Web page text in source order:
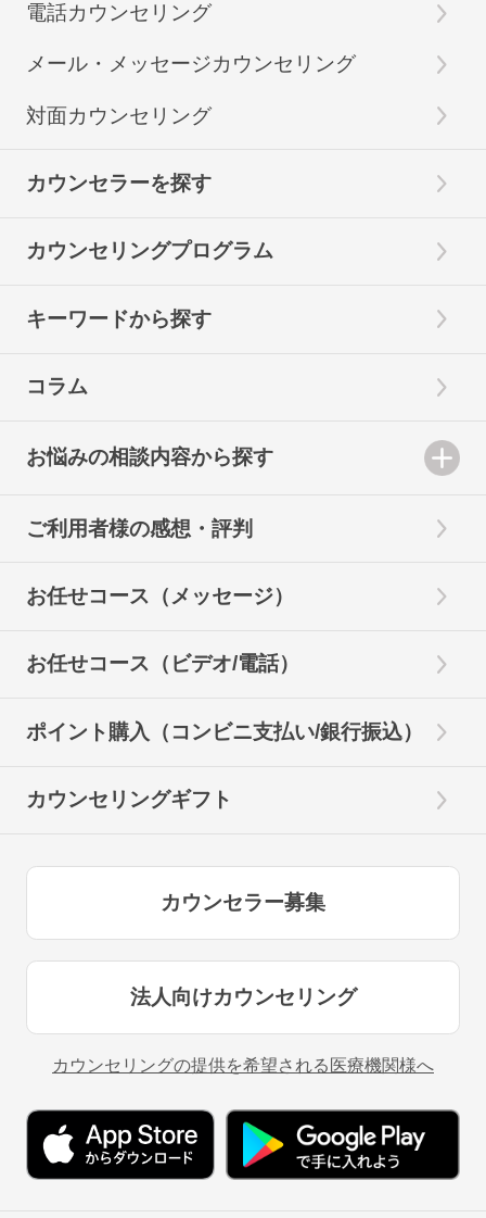
電話カウンセリング
メール・メッセージカウンセリング
対面カウンセリング
カウンセラーを探す
カウンセリングプログラム
キーワードから探す
コラム
お悩みの相談内容から探す
ご利用者様の感想・評判
お任せコース（メッセージ）
お任せコース（ビデオ/電話）
ポイント購入（コンビニ支払い/銀行振込）
カウンセリングギフト
カウンセラー募集
法人向けカウンセリング
カウンセリングの提供を希望される医療機関様へ